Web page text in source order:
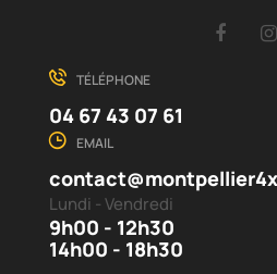
TÉLÉPHONE
04 67 43 07 61
EMAIL
Lundi - Vendredi
9h00 - 12h30
14h00 - 18h30